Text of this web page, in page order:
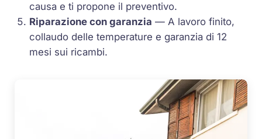
causa e ti propone il preventivo.
Riparazione con garanzia — A lavoro finito,
collaudo delle temperature e garanzia di 12
mesi sui ricambi.